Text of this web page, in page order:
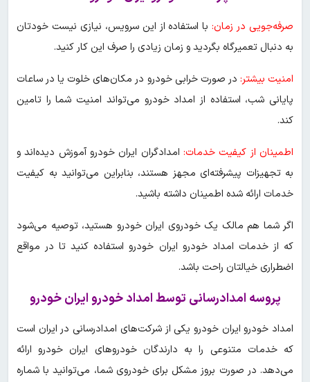
صرفه‌جویی در زمان: با استفاده از این سرویس، نیازی نیست خودتان
به دنبال تعمیرگاه بگردید و زمان زیادی را صرف این کار کنید.
امنیت بیشتر: در صورت خرابی خودرو در مکان‌های خلوت یا در ساعات
پایانی شب، استفاده از امداد خودرو می‌تواند امنیت شما را تامین
کند.
اطمینان از کیفیت خدمات: امدادگران ایران خودرو آموزش دیده‌اند و
به تجهیزات پیشرفته‌ای مجهز هستند، بنابراین می‌توانید به کیفیت
خدمات ارائه شده اطمینان داشته باشید.
اگر شما هم مالک یک خودروی ایران خودرو هستید، توصیه می‌شود
که از خدمات امداد خودرو ایران خودرو استفاده کنید تا در مواقع
اضطراری خیالتان راحت باشد.
پروسه امدادرسانی توسط امداد خودرو ایران خودرو
امداد خودرو ایران خودرو یکی از شرکت‌های امدادرسانی در ایران است
که خدمات متنوعی را به دارندگان خودروهای ایران خودرو ارائه
می‌دهد. در صورت بروز مشکل برای خودروی شما، می‌توانید با شماره